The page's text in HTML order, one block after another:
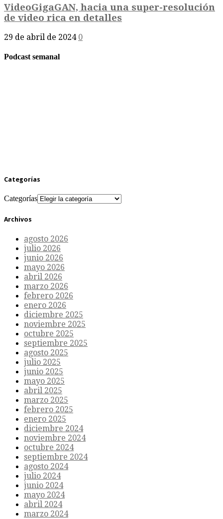
VideoGigaGAN, hacia una super-resolución
de video rica en detalles
29 de abril de 2024 0
Podcast semanal
Categorías
Categorías
Archivos
agosto 2026
julio 2026
junio 2026
mayo 2026
abril 2026
marzo 2026
febrero 2026
enero 2026
diciembre 2025
noviembre 2025
octubre 2025
septiembre 2025
agosto 2025
julio 2025
junio 2025
mayo 2025
abril 2025
marzo 2025
febrero 2025
enero 2025
diciembre 2024
noviembre 2024
octubre 2024
septiembre 2024
agosto 2024
julio 2024
junio 2024
mayo 2024
abril 2024
marzo 2024